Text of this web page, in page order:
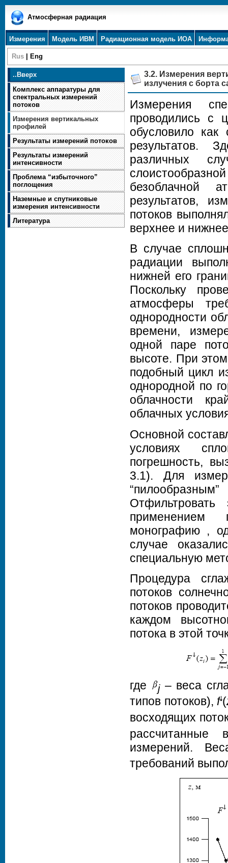
Атмосферная радиация
Измерения Модель ИВМ Радиационная модель ИОА
Rus Eng
.. Вверх
Комплекс аппаратуры для
спектральных измерений
потоков
Измерения вертикальных
профилей
Результаты измерений потоков
Результаты измерений
интенсивности
Проблема “избыточного”
поглощения
Наземные и спутниковые
измерения интенсивности
Литература
3.2. Измерения
излучения с борта
Измерения
проводились с
обусловило как
результатов.
различных
безоблачной
результатов,
потоков
верхнее и
В случае
радиации
нижней его
Поскольку
атмосферы
однородности
времени,
одной паре
высоте. При
подобный цикл
однородной по
облачности
облачных
Основной
условиях
погрешность,
3.1). Для
применением
монографию ,
случае
специальную
Процедура
потоков
потоков
каждом
потока в этой
где j – веса
типов потоков), f (
восходящих
рассчитанные
измерений.
требований